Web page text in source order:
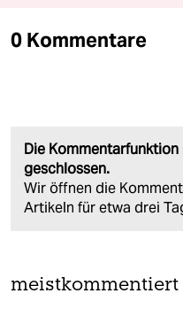
0 Kommentare
Die
geschlossen.
Wir öffnen die
Artikeln für etwa drei
meistkommentiert